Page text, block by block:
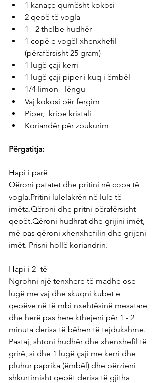
1 kanaçe qumësht kokosi
2 qepë të vogla
1 - 2 thelbe hudhër
1 copë e vogël xhenxhefil
(përafërsisht 25 gram)
1 lugë çaji kerri
1 lugë çaji piper i kuq i ëmbël
1/4 limon - lëngu
Vaj kokosi për fergim
Piper,  kripe kristali
Koriandër për zbukurim
Përgatitja:
Hapi i parë
Qëroni patatet dhe pritini në copa të
vogla.Pritini lulelakrën në lule të
imëta.Qëroni dhe pritni përafërsisht
qepët.Qëroni hudhrat dhe grijini imët,
më pas qëroni xhenxhefilin dhe grijeni
imët. Prisni hollë koriandrin.
Hapi i 2 -të
Ngrohni një tenxhere të madhe ose
lugë me vaj dhe skuqni kubet e
qepëve në të mbi nxehtësinë mesatare
dhe herë pas here kthejeni për 1 - 2
minuta derisa të bëhen të tejdukshme.
Pastaj, shtoni hudhër dhe xhenxhefil të
grirë, si dhe 1 lugë çaji me kerri dhe
pluhur paprika (ëmbël) dhe përzieni
shkurtimisht qepët derisa të gjitha